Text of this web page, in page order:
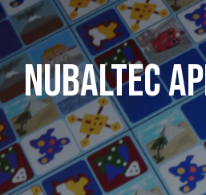
Nubaltec